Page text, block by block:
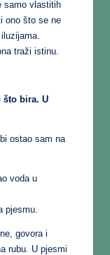
samo vlastitih
ono što se ne
traži istinu.
što bira. U
ostao sam na
voda u
pjesmu.
govora i
rubu. U pjesmi